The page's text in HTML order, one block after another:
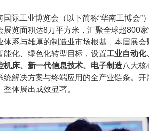
际工业博览会（以下简称“华南工博会”
展览面积达8万平方米，汇聚全球超800
体系与雄厚的制造业市场根基，本届展
能化、绿色化转型目标，设置工业自动化
机床、新一代信息技术、电子制造八大核
统解决方案与终端应用的全产业链条。
体展出成效显著。